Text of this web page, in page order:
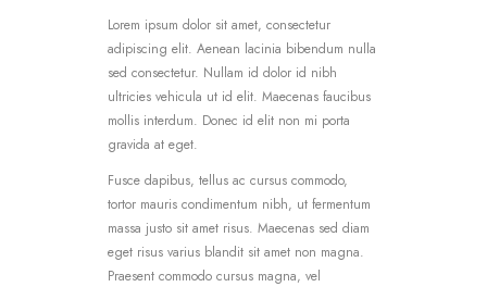
Lorem ipsum dolor sit amet, consectetur
adipiscing elit. Aenean lacinia bibendum nulla
sed consectetur. Nullam id dolor id nibh
ultricies vehicula ut id elit. Maecenas faucibus
mollis interdum. Donec id elit non mi porta
gravida at eget.
Fusce dapibus, tellus ac cursus commodo,
tortor mauris condimentum nibh, ut fermentum
massa justo sit amet risus. Maecenas sed diam
eget risus varius blandit sit amet non magna.
Praesent commodo cursus magna, vel